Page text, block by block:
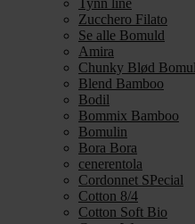
Tynn line
Zucchero Filato
Se alle Bomuld
Amira
Chunky Blød
Blend Bamboo
Bodil
Bommix Bamboo
Bomulin
Bora Bora
cenerentola
Cordonnet SPecial
Cotton 8/4
Cotton Soft Bio